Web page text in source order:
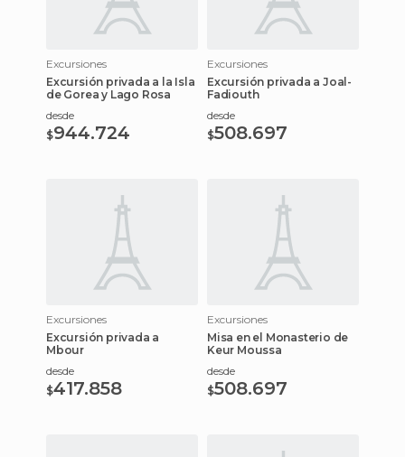
Excursiones
Excursión privada a la Isla
de Gorea y Lago Rosa
desde
$944.724
Excursiones
Excursión privada a Joal-
Fadiouth
desde
$508.697
Excursiones
Excursión privada a
Mbour
desde
$417.858
Excursiones
Misa en el Monasterio de
Keur Moussa
desde
$508.697